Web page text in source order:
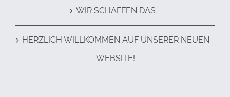
WIR SCHAFFEN DAS
HERZLICH WILLKOMMEN AUF UNSERER NEUEN
WEBSITE!